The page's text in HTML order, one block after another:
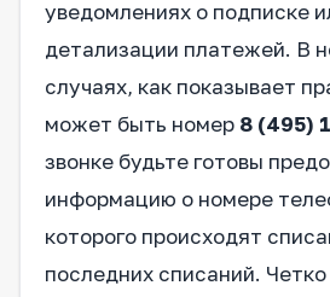
уведомлениях о подписке
детализации платежей. В
случаях, как показывает
может быть номер 8 (495)
звонке будьте готовы
информацию о номере
которого происходят
последних списаний.